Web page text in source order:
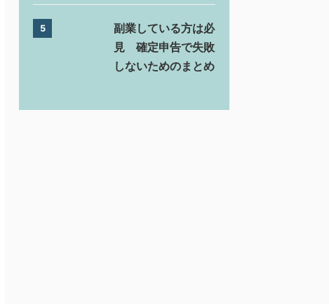
5
副業している方は必
見 確定申告で失敗
しないためのまとめ